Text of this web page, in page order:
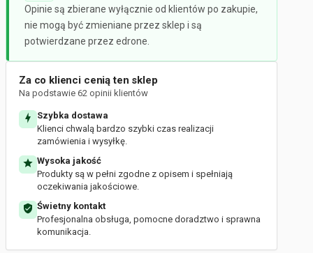
Opinie są zbierane wyłącznie od klientów po zakupie,
nie mogą być zmieniane przez sklep i są
potwierdzane przez edrone.
Za co klienci cenią ten sklep
Na podstawie 62 opinii klientów
Szybka dostawa
Klienci chwalą bardzo szybki czas realizacji
zamówienia i wysyłkę.
Wysoka jakość
Produkty są w pełni zgodne z opisem i spełniają
oczekiwania jakościowe.
Świetny kontakt
Profesjonalna obsługa, pomocne doradztwo i sprawna
komunikacja.